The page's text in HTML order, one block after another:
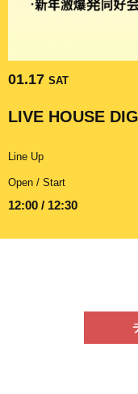
01.17 SAT
LIVE HOUSE
Line Up
Open / Start
12:00 / 12:30